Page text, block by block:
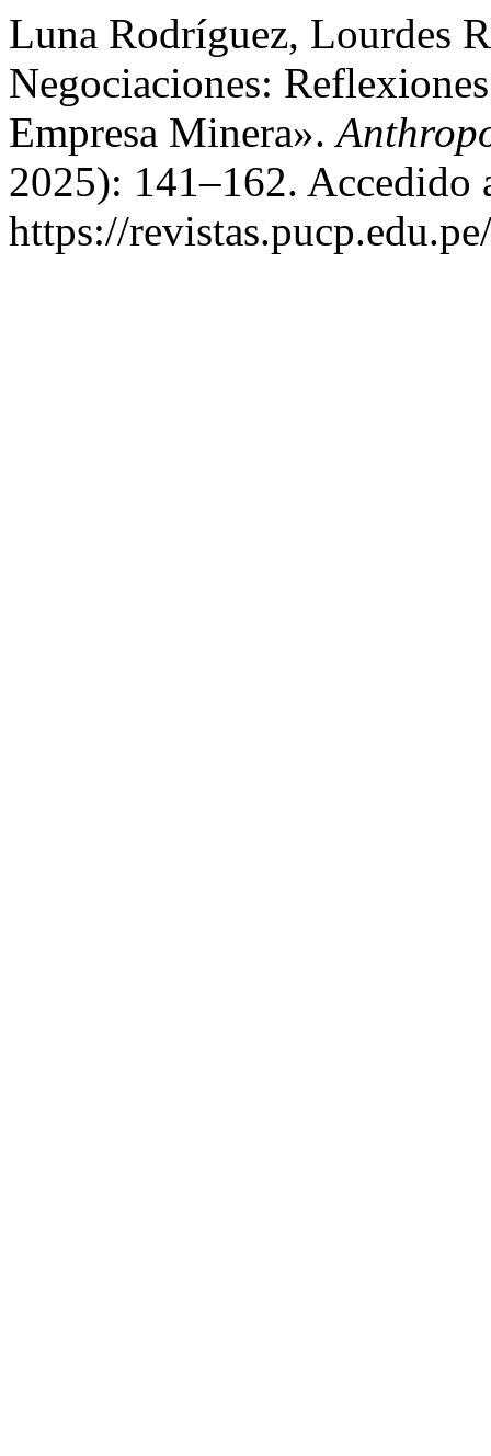
Luna Rodríguez, Lourdes
Negociaciones:
Empresa Minera».
2025): 141–162. Accedido
https://